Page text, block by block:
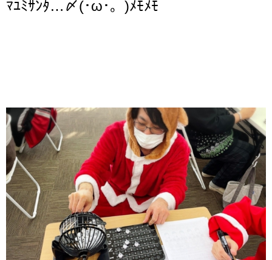
ﾏﾕﾐｻﾝﾀ…〆(･ω･。 )ﾒﾓﾒﾓ